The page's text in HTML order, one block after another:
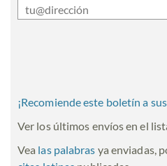
¡Recomiende este boletín a
Ver los últimos envíos en el
Vea las palabras ya enviadas,